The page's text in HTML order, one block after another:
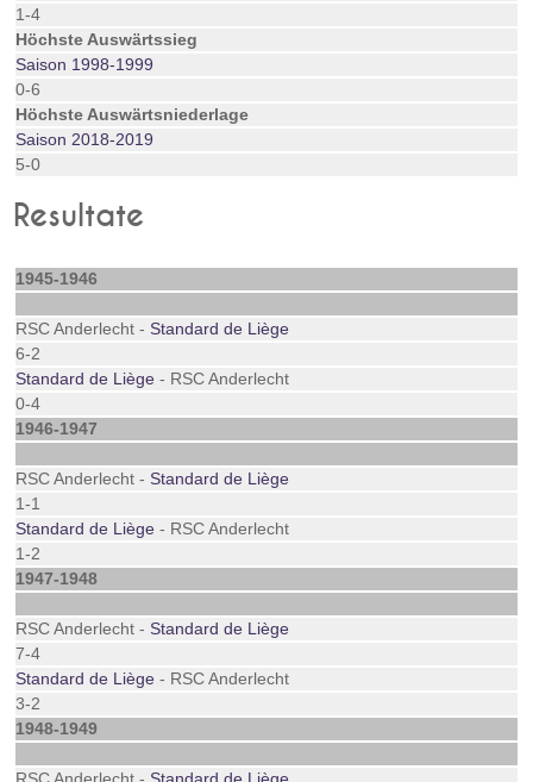
1-4
Höchste Auswärtssieg
Saison 1998-1999
0-6
Höchste Auswärtsniederlage
Saison 2018-2019
5-0
Resultate
1945-1946
RSC Anderlecht -Standard de Liège
6-2
Standard de Liège - RSC Anderlecht
0-4
1946-1947
RSC Anderlecht -Standard de Liège
1-1
Standard de Liège - RSC Anderlecht
1-2
1947-1948
RSC Anderlecht -Standard de Liège
7-4
Standard de Liège - RSC Anderlecht
3-2
1948-1949